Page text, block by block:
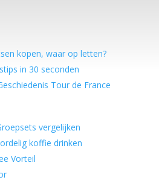
kopen, waar op letten?
in 30 seconden
Tour de France
vergelijken
koffie drinken
Vorteil